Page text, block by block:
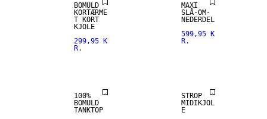
BOMULD
KORTÆRME
T KORT
KJOLE
299,95 K
R.
MAXI
SLÅ-OM-
NEDERDEL
599,95 K
R.
100%
BOMULD
TANKTOP
STROP
MIDIKJOL
E